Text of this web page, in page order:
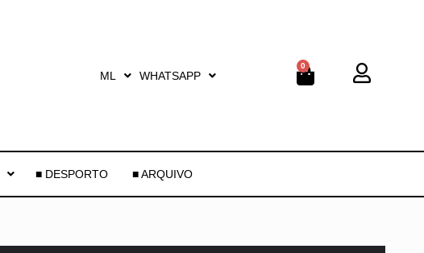
ML WHATSAPP
0
■ DESPORTO ■ ARQUIVO